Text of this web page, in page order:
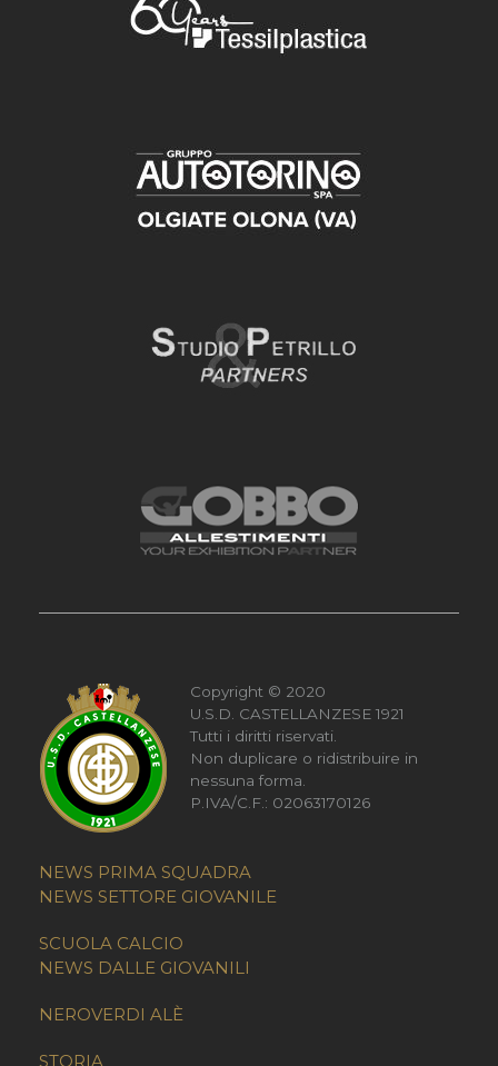
Copyright © 2020
U.S.D. CASTELLANZESE 1921
Tutti i diritti riservati.
Non duplicare o ridistribuire in
nessuna forma.
P.IVA/C.F.: 02063170126
NEWS PRIMA SQUADRA
NEWS SETTORE GIOVANILE
SCUOLA CALCIO
NEWS DALLE GIOVANILI
NEROVERDI ALÈ
STORIA